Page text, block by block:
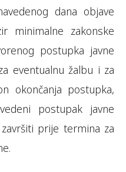
dana objave
minimalne zakonske
postupka javne
eventualnu žalbu i za
okončanja postupka,
postupak javne
prije termina za